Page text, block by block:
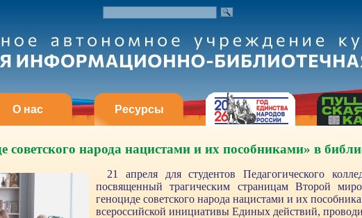
О нас Ресурсы
советского народа нацистами и их пособниками» в
21 апреля для студентов Педагогического
посвященный трагическим страницам Второй
геноциде советского народа нацистами и их
всероссийской инициативы Единых действий,